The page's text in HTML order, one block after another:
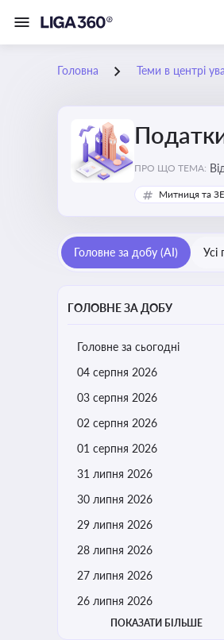
Головна Теми в центрі
ПРО ЩО ТЕМА:
Митниця та
Головне за добу (AI) Усі
ГОЛОВНЕ ЗА ДОБУ
Головне за сьогодні
04 серпня 2026
03 серпня 2026
02 серпня 2026
01 серпня 2026
31 липня 2026
30 липня 2026
29 липня 2026
28 липня 2026
27 липня 2026
26 липня 2026
ПОКАЗАТИ БІЛЬШЕ